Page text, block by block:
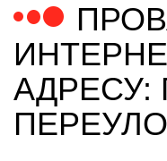
АДРЕСУ: